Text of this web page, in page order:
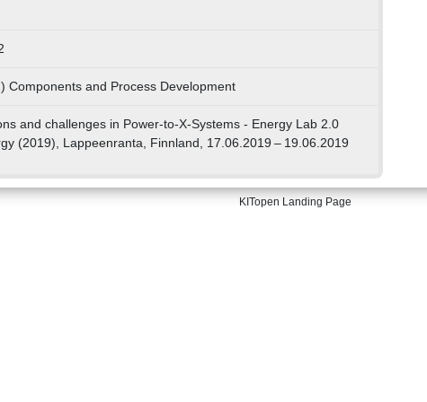
Components and Process Development
and challenges in Power-to-X-Systems - Energy Lab 2.0
(2019), Lappeenranta, Finnland, 17.06.2019 – 19.06.2019
KITopen Landing Page